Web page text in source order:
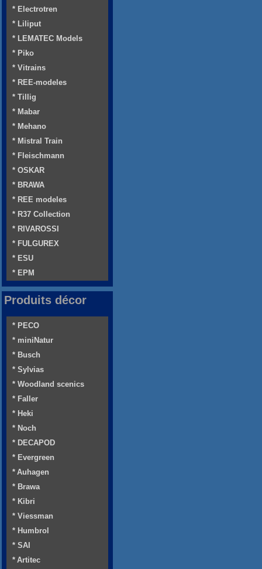
* Electrotren
* Liliput
* LEMATEC Models
* Piko
* Vitrains
* REE-modeles
* Tillig
* Mabar
* Mehano
* Mistral Train
* Fleischmann
* OSKAR
* BRAWA
* REE modeles
* R37 Collection
* RIVAROSSI
* FULGUREX
* ESU
* EPM
Produits décor
* PECO
* miniNatur
* Busch
* Sylvias
* Woodland scenics
* Faller
* Heki
* Noch
* DECAPOD
* Evergreen
* Auhagen
* Brawa
* Kibri
* Viessman
* Humbrol
* SAI
* Artitec